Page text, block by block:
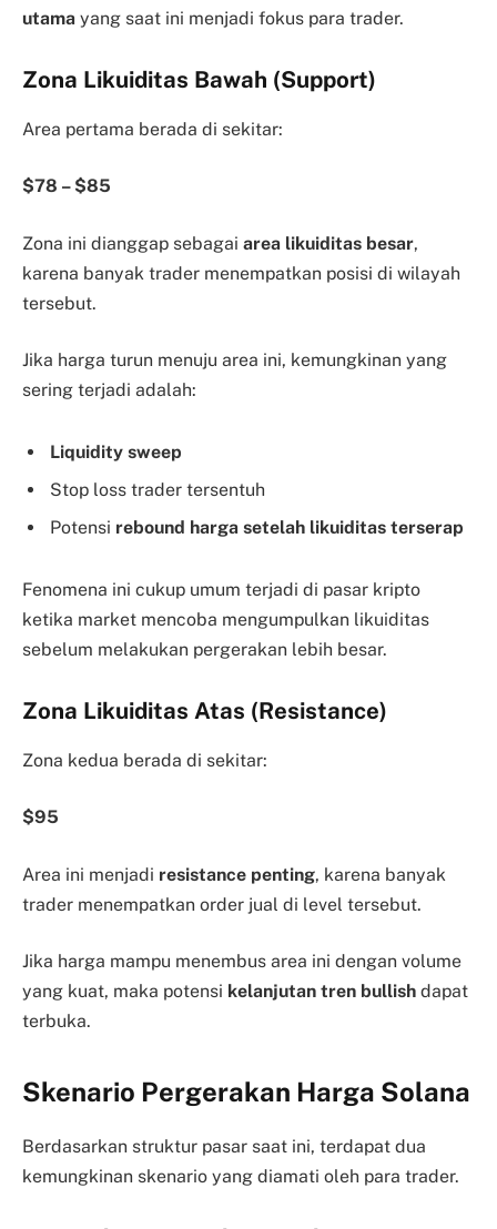
utama yang saat ini menjadi fokus para trader.
Zona Likuiditas Bawah (Support)
Area pertama berada di sekitar:
$78 – $85
Zona ini dianggap sebagai area likuiditas besar,
karena banyak trader menempatkan posisi di wilayah
tersebut.
Jika harga turun menuju area ini, kemungkinan yang
sering terjadi adalah:
Liquidity sweep
Stop loss trader tersentuh
Potensi rebound harga setelah likuiditas terserap
Fenomena ini cukup umum terjadi di pasar kripto
ketika market mencoba mengumpulkan likuiditas
sebelum melakukan pergerakan lebih besar.
Zona Likuiditas Atas (Resistance)
Zona kedua berada di sekitar:
$95
Area ini menjadi resistance penting, karena banyak
trader menempatkan order jual di level tersebut.
Jika harga mampu menembus area ini dengan volume
yang kuat, maka potensi kelanjutan tren bullish dapat
terbuka.
Skenario Pergerakan Harga Solana
Berdasarkan struktur pasar saat ini, terdapat dua
kemungkinan skenario yang diamati oleh para trader.